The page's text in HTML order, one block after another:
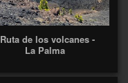
Ruta de los volcanes -
La Palma